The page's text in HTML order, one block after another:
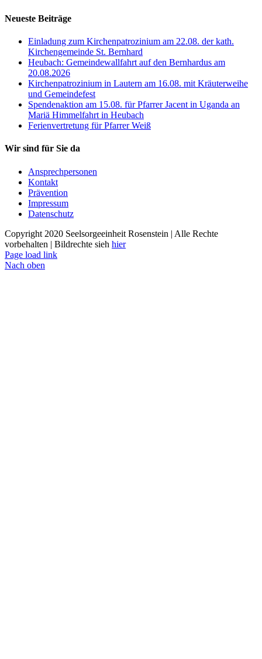
Neueste Beiträge
Einladung zum Kirchenpatrozinium am 22.08. der kath.
Kirchengemeinde St. Bernhard
Heubach: Gemeindewallfahrt auf den Bernhardus am
20.08.2026
Kirchenpatrozinium in Lautern am 16.08. mit Kräuterweihe
und Gemeindefest
Spendenaktion am 15.08. für Pfarrer Jacent in Uganda an
Mariä Himmelfahrt in Heubach
Ferienvertretung für Pfarrer Weiß
Wir sind für Sie da
Ansprechpersonen
Kontakt
Prävention
Impressum
Datenschutz
Copyright 2020 Seelsorgeeinheit Rosenstein | Alle Rechte
vorbehalten | Bildrechte sieh hier
Page load link
Nach oben